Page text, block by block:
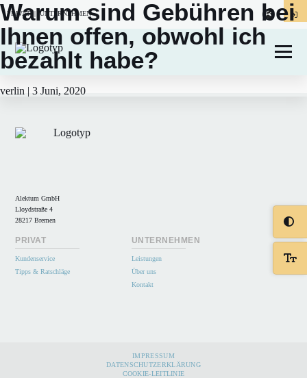
PRIVAT | UNTERNEHMEN
Warum sind Gebühren bei
Ihnen offen, obwohl ich
bezahlt habe?
verlin | 3 Juni, 2020
Categories:
Beitragsnavigation
←
Ich habe eine Inkassoforderung erhalten – was passiert jetzt?
Ich habe viele offene Rechnungen, welche Optionen habe ich? →
Alektum GmbH
Lloydstraße 4
28217 Bremen
PRIVAT
Kundenservice
Tipps & Ratschläge
UNTERNEHMEN
Leistungen
Über uns
Kontakt
IMPRESSUM
DATENSCHUTZERKLÄRUNG
COOKIE-LEITLINIE